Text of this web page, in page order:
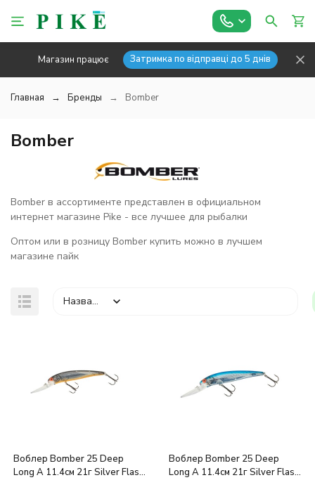
Магазин працює Затримка по відправці до 5 днів
Главная Бренды Bomber
Bomber
Bomber в ассортименте представлен в официальном
интернет магазине Pike - все лучшее для рыбалки
Оптом или в розницу Bomber купить можно в лучшем
магазине пайк
Название
покупателей
Воблер Bomber 25 Deep
Long A 11.4см 21г Silver Flash
Воблер Bomber 25 Deep
Long A 11.4см 21г Silver Flash